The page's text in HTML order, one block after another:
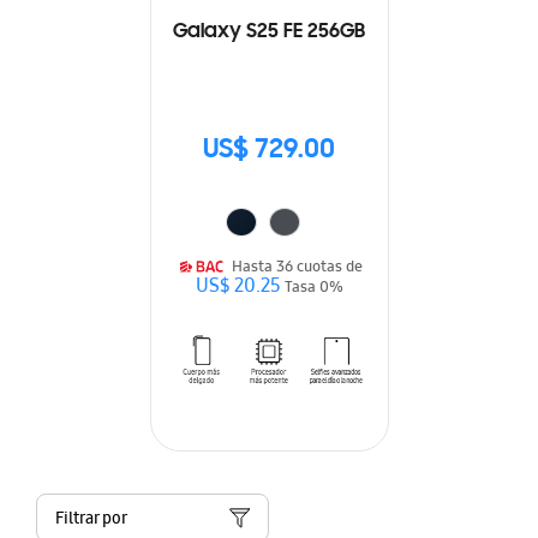
Galaxy S25 FE 256GB
US$ 729.00
Hasta 36 cuotas de
US$ 20.25Tasa 0%
Filtrar por